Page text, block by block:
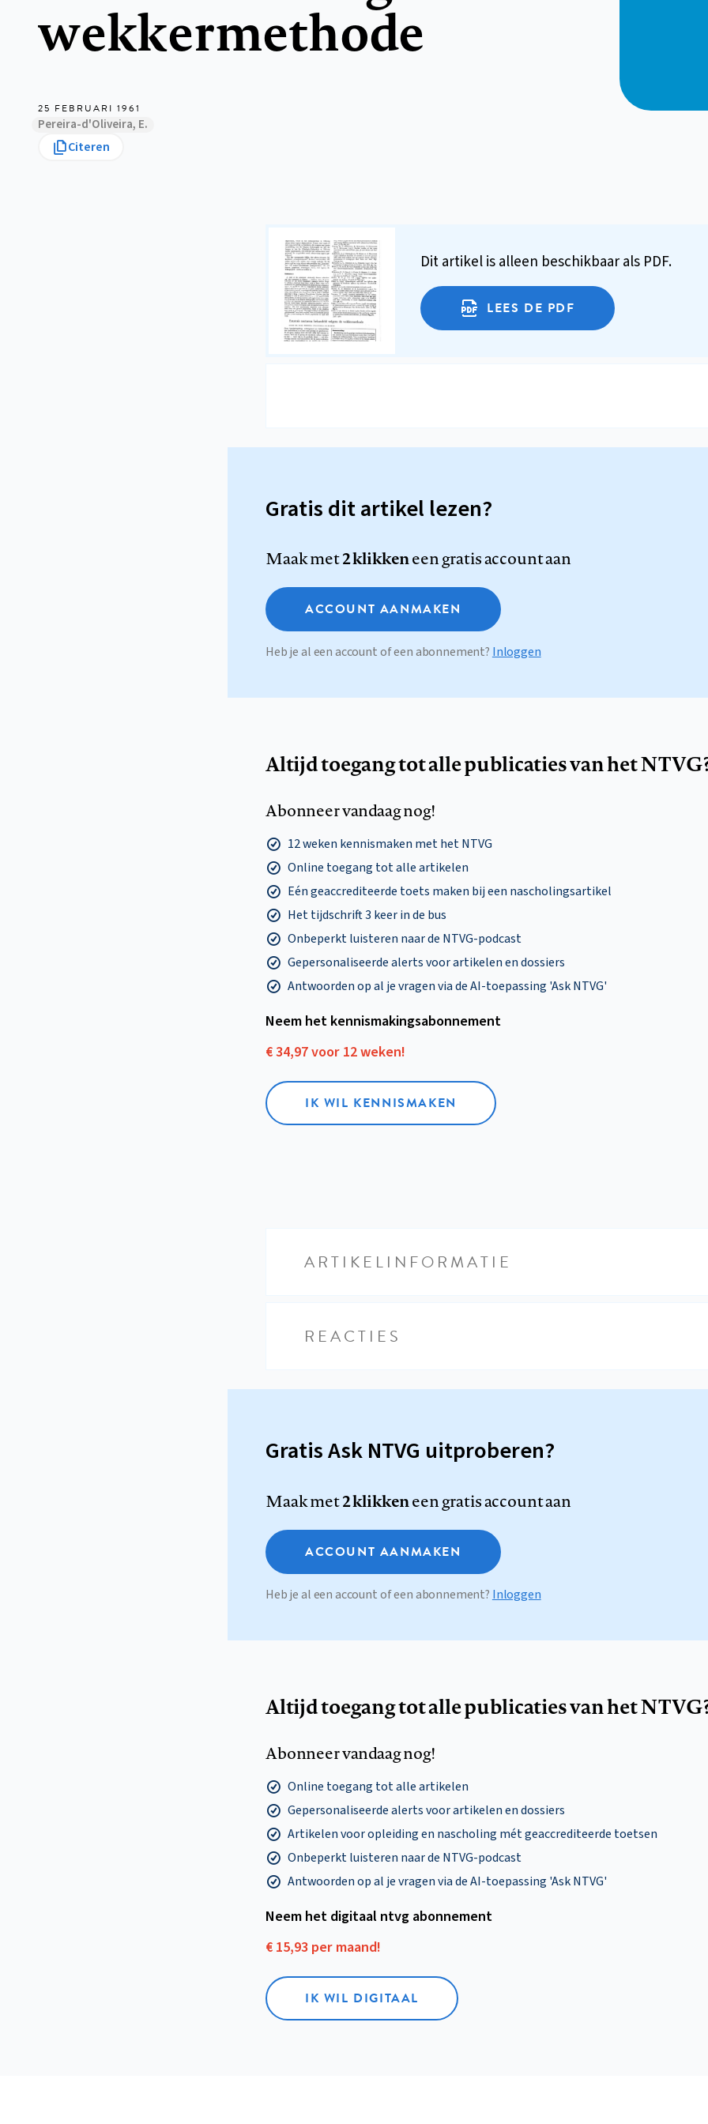
wekkermethode
25 FEBRUARI 1961
Pereira-d'Oliveira, E.
Citeren
Dit artikel is alleen beschikbaar als PDF.
LEES DE PDF
Gratis dit artikel lezen?
Maak met2 klikkeneen gratis account aan
ACCOUNT AANMAKEN
Heb je al een account of een abonnement? Inloggen
Altijd toegang tot alle publicaties van het
Abonneer vandaag nog!
12 weken kennismaken met het NTVG
Online toegang tot alle artikelen
Eén geaccrediteerde toets maken bij een nascholingsartikel
Het tijdschrift 3 keer in de bus
Onbeperkt luisteren naar de NTVG-podcast
Gepersonaliseerde alerts voor artikelen en dossiers
Antwoorden op al je vragen via de AI-toepassing 'Ask NTVG'
Neem het kennismakings­abonnement
€ 34,97 voor 12 weken!
IK WIL KENNISMAKEN
ARTIKELINFORMATIE
REACTIES
Gratis Ask NTVG uitproberen?
Maak met2 klikkeneen gratis account aan
ACCOUNT AANMAKEN
Heb je al een account of een abonnement? Inloggen
Altijd toegang tot alle publicaties van het
Abonneer vandaag nog!
Online toegang tot alle artikelen
Gepersonaliseerde alerts voor artikelen en dossiers
Artikelen voor opleiding en nascholing mét geaccrediteerde toetsen
Onbeperkt luisteren naar de NTVG-podcast
Antwoorden op al je vragen via de AI-toepassing 'Ask NTVG'
Neem het digitaal ntvg abonnement
€ 15,93 per maand!
IK WIL DIGITAAL